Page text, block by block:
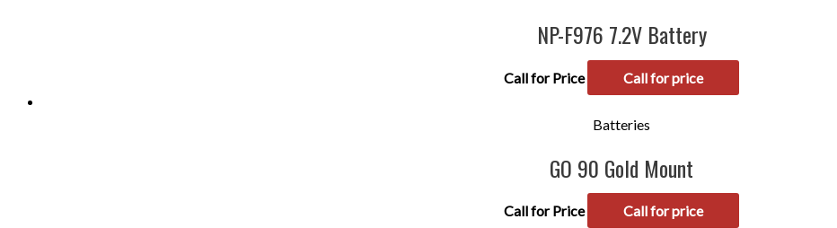
NP-F976 7.2V Battery
Call for Price Call for price
Batteries
GO 90 Gold Mount
Call for Price Call for price